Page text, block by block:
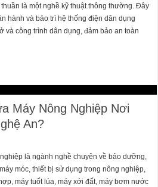
là một nghề kỹ thuật thông thường. Đây
hành và bảo trì hệ thống điện dân dụng
và công trình dân dụng, đảm bảo an toàn
Máy Nông Nghiệp Nơi
An?
là ngành nghề chuyên về bảo dưỡng,
móc, thiết bị sử dụng trong nông nghiệp,
máy tuốt lúa, máy xới đất, máy bơm nước